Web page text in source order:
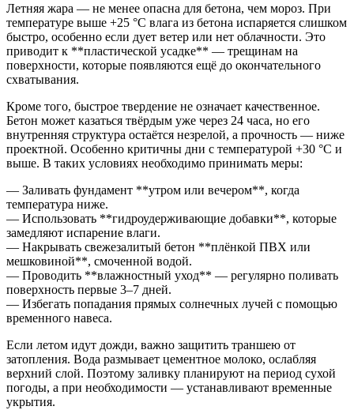
Летняя жара — не менее опасна для бетона, чем мороз. При
температуре выше +25 °C влага из бетона испаряется слишком
быстро, особенно если дует ветер или нет облачности. Это
приводит к **пластической усадке** — трещинам на
поверхности, которые появляются ещё до окончательного
схватывания.
Кроме того, быстрое твердение не означает качественное.
Бетон может казаться твёрдым уже через 24 часа, но его
внутренняя структура остаётся незрелой, а прочность — ниже
проектной. Особенно критичны дни с температурой +30 °C и
выше. В таких условиях необходимо принимать меры:
— Заливать фундамент **утром или вечером**, когда
температура ниже.
— Использовать **гидроудерживающие добавки**, которые
замедляют испарение влаги.
— Накрывать свежезалитый бетон **плёнкой ПВХ или
мешковиной**, смоченной водой.
— Проводить **влажностный уход** — регулярно поливать
поверхность первые 3–7 дней.
— Избегать попадания прямых солнечных лучей с помощью
временного навеса.
Если летом идут дожди, важно защитить траншею от
затопления. Вода размывает цементное молоко, ослабляя
верхний слой. Поэтому заливку планируют на период сухой
погоды, а при необходимости — устанавливают временные
укрытия.